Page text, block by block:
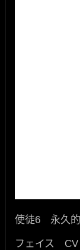
使徒6 永久的
フェイス CV